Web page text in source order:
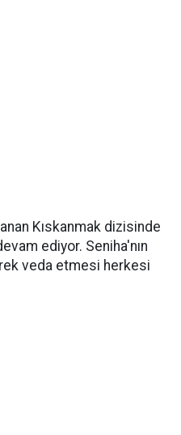
Kıskanmak dizisinde
ediyor. Seniha'nın
veda etmesi herkesi